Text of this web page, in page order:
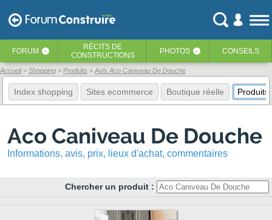
FORUM ‹ RÉCITS DE
CONSTRUCTIONS
PHOTOS ‹ CONSEILS
Accueil Shopping Produits Avis Aco Caniveau De Douche
Index shopping Sites ecommerce Boutique réelle Produits
Aco Caniveau De Douche
Informations, avis, prix, lieux d'achat, commentaires
Chercher un produit :